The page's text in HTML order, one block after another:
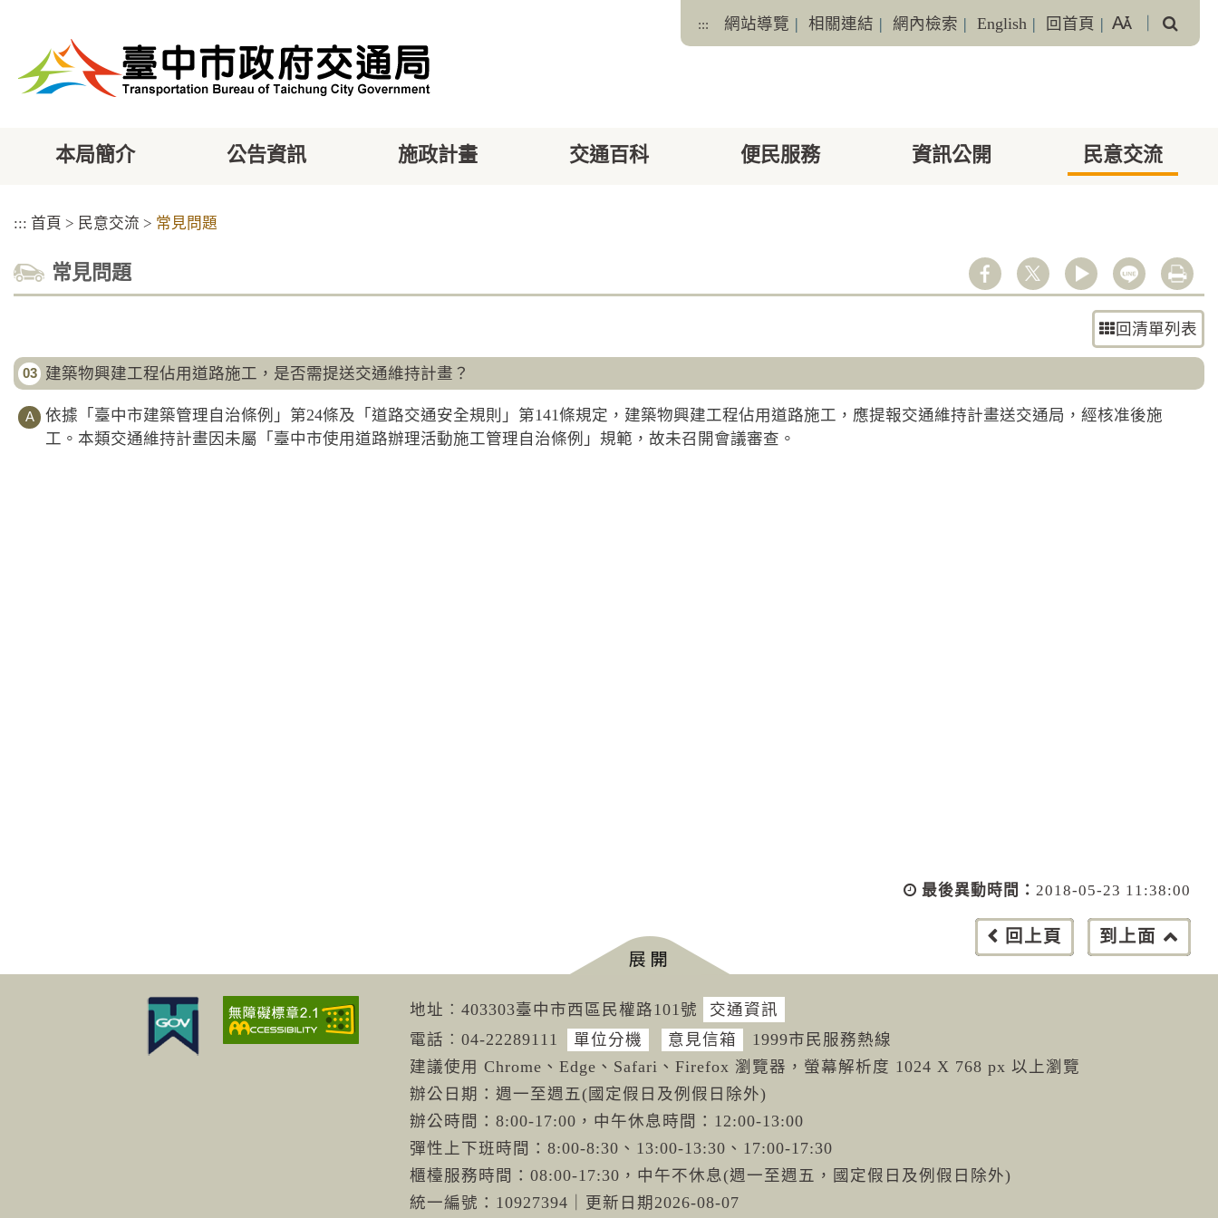
::: 網站導覽 | 相關連結 | 網內檢索 | English | 回首頁 |
尋
本局簡介 公告資訊 施政計畫 交通百科 便民服務 資訊公開 民意交流
::: 首頁 > 民意交流 > 常見問題
常見問題
回清單列表
03 建築物興建工程佔用道路施工，是否需提送交通維持計畫？
依據「臺中市建築管理自治條例」第24條及「道路交通安全規則」第141條規定，建築物興建工程佔用道路施工，應提報交通維持計畫送交通局，經核准後施
工。本類交通維持計畫因未屬「臺中市使用道路辦理活動施工管理自治條例」規範，故未召開會議審查。
最後異動時間： 2018-05-23 11:38:00
回上頁 到上面
地址︰403303臺中市西區民權路101號
交通資訊
電話︰04-22289111 單位分機 意見信箱
1999市民服務熱線
建議使用 Chrome、Edge、Safari、Firefox 瀏覽器，螢幕解析度 1024 X 768 px 以上瀏覽
辦公日期：週一至週五(國定假日及例假日除外)
辦公時間：8:00-17:00，中午休息時間：12:00-13:00
彈性上下班時間：8:00-8:30、13:00-13:30、17:00-17:30
櫃檯服務時間：08:00-17:30，中午不休息(週一至週五，國定假日及例假日除外)
統一編號：10927394
更新日期 2026-08-07